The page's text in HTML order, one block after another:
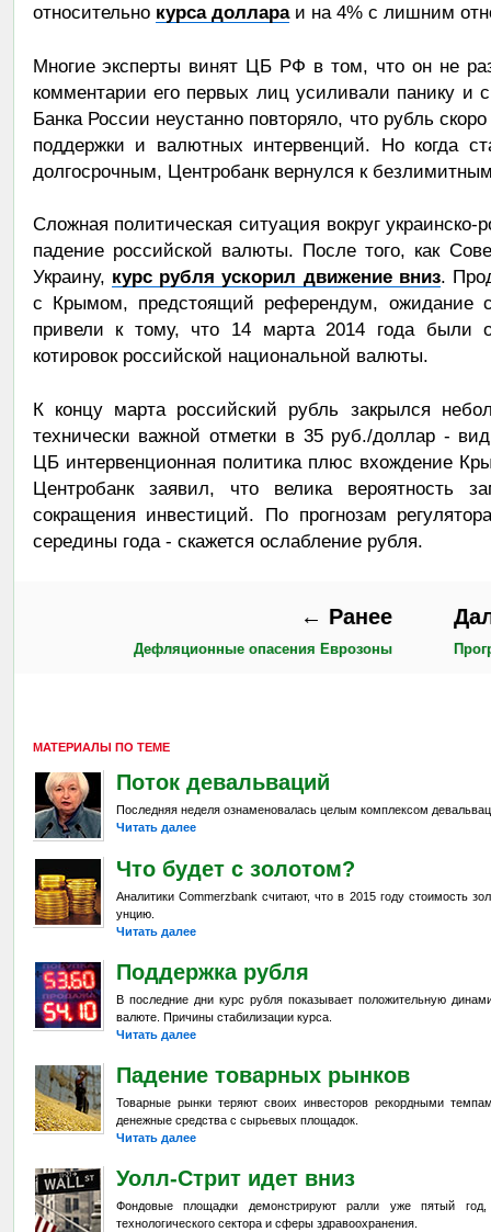
относительно курса доллараи на 4% с лишним
Многие эксперты винят ЦБ РФ в том, что он не
комментарии его первых лиц усиливали панику и
Банка России неустанно повторяло, что рубль
поддержки и валютных интервенций. Но когда
долгосрочным, Центробанк вернулся к
Сложная политическая ситуация вокруг
падение российской валюты. После того, как
Украину, курс рубля ускорил движение вниз.
с Крымом, предстоящий референдум,
привели к тому, что 14 марта 2014 года были
котировок российской национальной валюты.
К концу марта российский рубль закрылся
технически важной отметки в 35 руб./доллар -
ЦБ интервенционная политика плюс вхождение
Центробанк заявил, что велика вероятность
сокращения инвестиций. По прогнозам
середины года - скажется ослабление рубля.
← Ранее
Дефляционные опасения Еврозоны
МАТЕРИАЛЫ ПО ТЕМЕ
Поток девальваций
Последняя неделя ознаменовалась целым комплексом
Читать далее
Что будет с золотом?
Аналитики Commerzbank считают, что в 2015 году стоимость
унцию.
Читать далее
Поддержка рубля
В последние дни курс рубля показывает положительную
валюте. Причины стабилизации курса.
Читать далее
Падение товарных рынков
Товарные рынки теряют своих инвесторов рекордными
денежные средства с сырьевых площадок.
Читать далее
Уолл-Стрит идет вниз
Фондовые площадки демонстрируют ралли уже пятый
технологического сектора и сферы здравоохранения.